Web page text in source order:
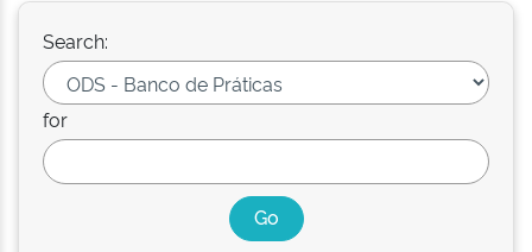
Search:
for